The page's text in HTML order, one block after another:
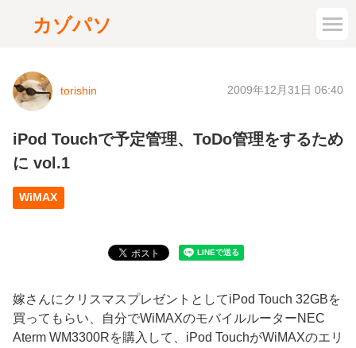
カゾパソ
torishin 2009年12月31日 06:40
iPod Touchで予定管理、ToDo管理をするため
に vol.1
WiMAX
嫁さんにクリスマスプレゼントとしてiPod Touch 32GBを
買ってもらい、自分でWiMAXのモバイルルーターNEC
Aterm WM3300Rを購入して、iPod TouchがWiMAXのエリ